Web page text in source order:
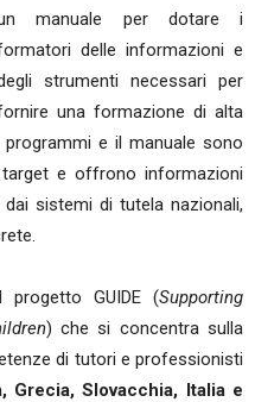
manuale per dotare i
delle informazioni e
strumenti necessari per
una formazione di alta
e il manuale sono
e offrono informazioni
sistemi di tutela nazionali,
GUIDE (Supporting
) che si concentra sulla
di tutori e professionisti
Grecia, Slovacchia, Italia e